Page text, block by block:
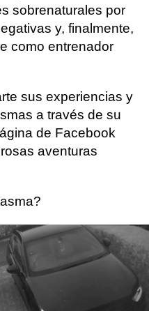
sobrenaturales por
y, finalmente,
como entrenador
sus experiencias y
a través de su
de Facebook
aventuras
en que un
a un abuelo
de altura por